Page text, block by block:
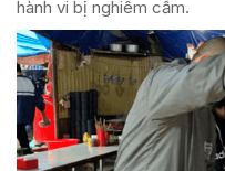
hành vi bị nghiêm cấm.